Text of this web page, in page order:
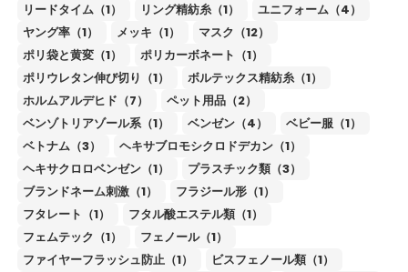
リードタイム（1） リング精紡糸（1）
ユニフォーム（4）
ヤング率（1）
メッキ（1）
マスク（12）
ポリ袋と黄変（1）
ポリカーボネート（1）
ポリウレタン伸び切り（1）
ボルテックス精紡糸（1）
ホルムアルデヒド（7）
ペット用品（2）
ベンゾトリアゾール系（1）
ベンゼン（4）
ベビー服（1）
ベトナム（3）
ヘキサブロモシクロドデカン（1）
ヘキサクロロベンゼン（1）
プラスチック類（3）
ブランドネーム刺激（1）
フラジール形（1）
フタレート（1）
フタル酸エステル類（1）
フェムテック（1）
フェノール（1）
ファイヤーフラッシュ防止（1）
ビスフェノール類（1）